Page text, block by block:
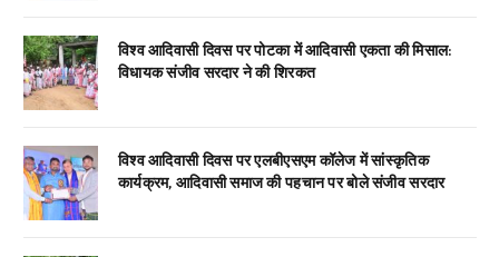
विश्व आदिवासी दिवस पर पोटका में आदिवासी एकता की मिसाल:
विधायक संजीव सरदार ने की शिरकत
विश्व आदिवासी दिवस पर एलबीएसएम कॉलेज में सांस्कृतिक
कार्यक्रम, आदिवासी समाज की पहचान पर बोले संजीव सरदार